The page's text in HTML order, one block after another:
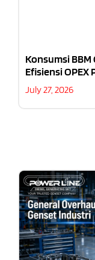
Konsumsi
Efisiensi OPEX
July 27, 2026